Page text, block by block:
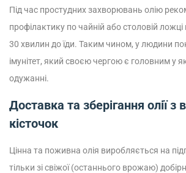
Під час простудних захворювань олію
профілактику по чайній або столовій
30 хвилин до їди. Таким чином, у людини
імунітет, який своєю чергою є головним у
одужанні.
Доставка та зберігання олії з
кісточок
Цінна та поживна олія виробляється на
тільки зі свіжої (останнього врожаю)